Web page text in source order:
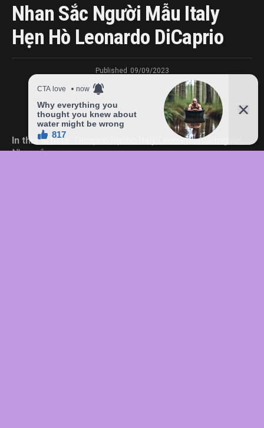
Nhan Sắc Người Mẫu Italy
Hẹn Hò Leonardo DiCaprio
Published 09/09/2023
In this article: Leonardo,mẫu
Nhan,sắc